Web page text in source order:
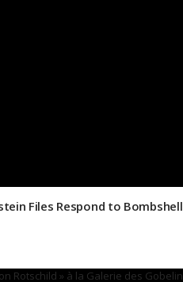
Files Respond to Bombshell